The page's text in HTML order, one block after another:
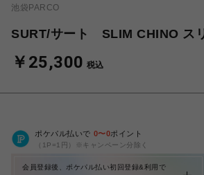
池袋PARCO
SURT/サート SLIM CHINO ス
￥25,300 税込
ポケパル払いで 0〜0ポイント
（1P=1円）※キャンペーン分除く
会員登録後、ポケパル払い初回登録&利用で